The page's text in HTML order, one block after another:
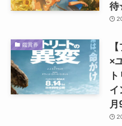
待
鑑賞券
×
イ
月